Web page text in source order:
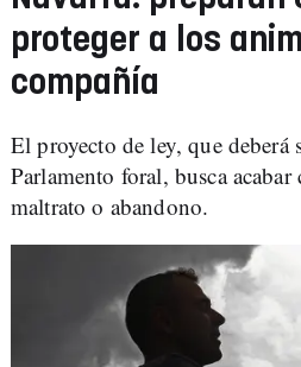
proteger a los
compañía
El proyecto de ley, que deberá
Parlamento foral, busca
maltrato o abandono.